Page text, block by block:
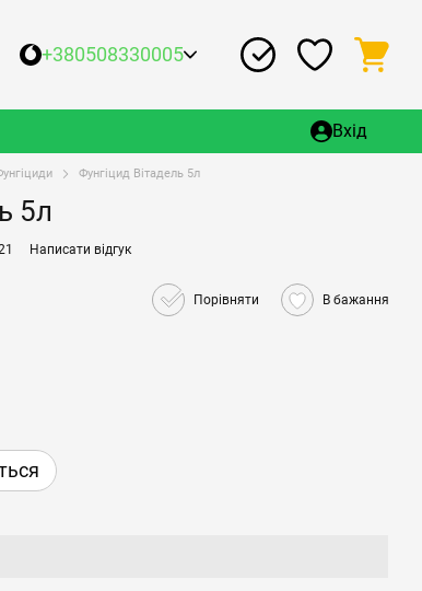
+380508330005
Вхід
Фунгіцид Вітадель 5л
5л
Написати відгук
Порівняти В бажання